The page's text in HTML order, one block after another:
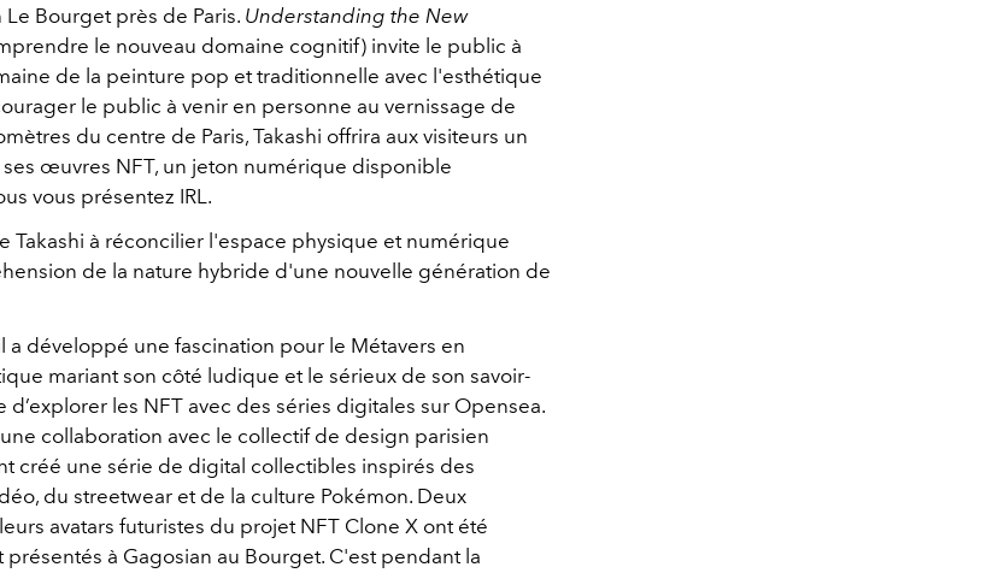
Bourget près de Paris. Understanding the New
le nouveau domaine cognitif) invite le public à
de la peinture pop et traditionnelle avec l'esthétique
le public à venir en personne au vernissage de
du centre de Paris, Takashi offrira aux visiteurs un
œuvres NFT, un jeton numérique disponible
vous présentez IRL.
Takashi à réconcilier l'espace physique et numérique
de la nature hybride d'une nouvelle génération de
a développé une fascination pour le Métavers en
mariant son côté ludique et le sérieux de son savoir-
d’explorer les NFT avec des séries digitales sur Opensea.
collaboration avec le collectif de design parisien
créé une série de digital collectibles inspirés des
, du streetwear et de la culture Pokémon. Deux
avatars futuristes du projet NFT Clone X ont été
à Gagosian au Bourget. C'est pendant la